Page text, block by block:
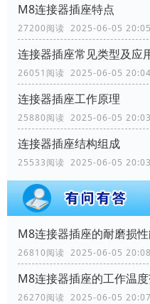
M8连接器插座特点
27200阅读 2025-06-05
连接器插座常见类型及应
26051阅读 2025-06-05
连接器插座工作原理
25880阅读 2025-06-05
连接器插座结构组成
25533阅读 2025-06-05
M8连接器插座的耐磨损性
26810阅读 2025-06-05
M8连接器插座的工作温
26270阅读 2025-06-05